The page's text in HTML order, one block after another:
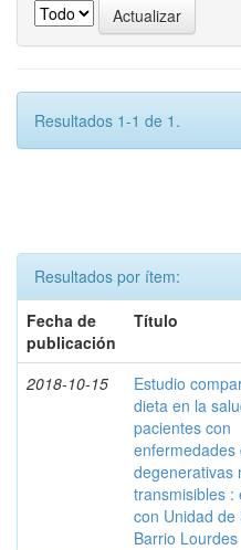
Resultados 1-1 de 1.
Resultados por ítem:
Fecha de
publicación
Título
2018-10-15
Estudio
dieta en la
pacientes con
enfermedades
degenerativas
transmisibles :
con Unidad de
Barrio Lourdes